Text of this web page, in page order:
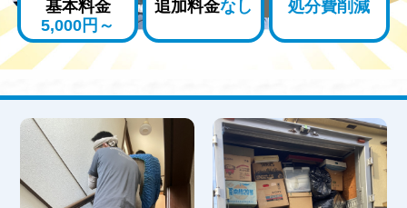
基本料金
5,000円～
追加料金なし
処分費削減